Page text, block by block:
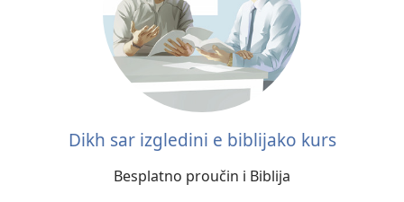
Dikh sar izgledini e biblijako kurs
Besplatno proučin i Biblija